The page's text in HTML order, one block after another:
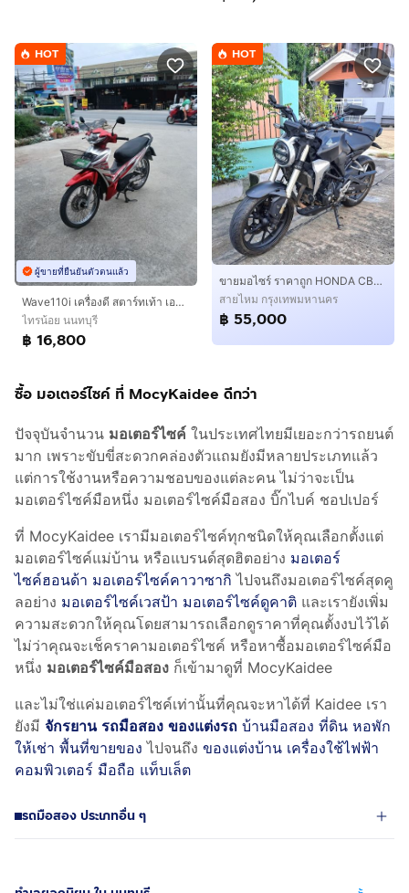
HOT
ผู้ขายที่ยืนยันตัวตนแล้ว
Wave110i เครื่องดี สตาร์ทเท้า เอกสารครบ
ไทรน้อย นนทบุรี
฿ 16,800
HOT
ขายมอไซร์ ราคาถูก HONDA CB300R 2018 ขายถูก
สายไหม กรุงเทพมหานคร
฿ 55,000
ซื้อ มอเตอร์ไซค์ ที่ MocyKaidee ดีกว่า
ปัจจุบันจำนวน มอเตอร์ไซค์ ในประเทศไทยมีเยอะกว่ารถยนต์
มาก เพราะขับขี่สะดวกคล่องตัวแถมยังมีหลายประเภทแล้ว
แต่การใช้งานหรือความชอบของแต่ละคน ไม่ว่าจะเป็น
มอเตอร์ไซค์มือหนึ่ง มอเตอร์ไซค์มือสอง บิ๊กไบค์ ชอปเปอร์
ที่ MocyKaidee เรามีมอเตอร์ไซค์ทุกชนิดให้คุณเลือกตั้งแต่
มอเตอร์ไซค์แม่บ้าน หรือแบรนด์สุดฮิตอย่าง มอเตอร์
ไซค์ฮอนด้า มอเตอร์ไซค์คาวาซากิ ไปจนถึงมอเตอร์ไซค์สุดคู
ลอย่าง มอเตอร์ไซค์เวสป้า มอเตอร์ไซค์ดูคาติ และเรายังเพิ่ม
ความสะดวกให้คุณโดยสามารถเลือกดูราคาที่คุณตั้งงบไว้ได้
ไม่ว่าคุณจะเช็คราคามอเตอร์ไซค์ หรือหาซื้อมอเตอร์ไซค์มือ
หนึ่ง มอเตอร์ไซค์มือสอง ก็เข้ามาดูที่ MocyKaidee
และไม่ใช่แค่มอเตอร์ไซค์เท่านั้นที่คุณจะหาได้ที่ Kaidee เรา
ยังมี จักรยาน รถมือสอง ของแต่งรถ บ้านมือสอง ที่ดิน หอพัก
ให้เช่า พื้นที่ขายของ ไปจนถึง ของแต่งบ้าน เครื่องใช้ไฟฟ้า
คอมพิวเตอร์ มือถือ แท็บเล็ต
รถมือสอง ประเภทอื่น ๆ